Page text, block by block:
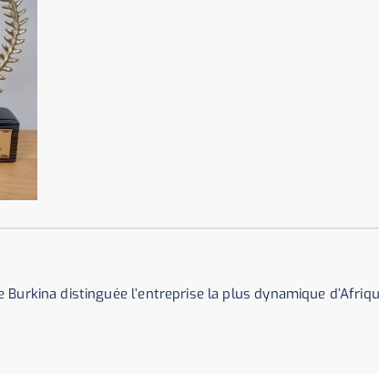
Burkina distinguée l’entreprise la plus dynamique